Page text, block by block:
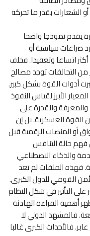
الشعارات بقدر ما تحركه
يقدم نموذجا واضحا
صراعات سياسية أو
اتساعا وتعقيدا. فخلف
التحالفات توجد مصالح
أدوات القوة بشكل كبير.
الأبرز لقياس النفوذ
والمعرفة والقدرة على
القوة العسكرية. بل إن
أو المنصات الرقمية قبل
حالة التنافس
والذكاء الاصطناعي
فهذه الملفات لم تعد
القومي للدول الكبرى.
التأثير في شكل النظام
أهمية القراءة الهادئة
فالمشهد الدولي لا
فالأحداث الكبرى غالبا